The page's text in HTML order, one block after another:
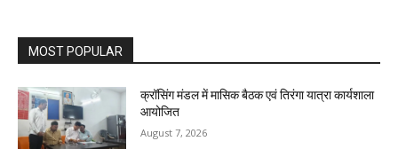
MOST POPULAR
क्रॉसिंग मंडल में मासिक बैठक एवं तिरंगा यात्रा कार्यशाला
आयोजित
August 7, 2026